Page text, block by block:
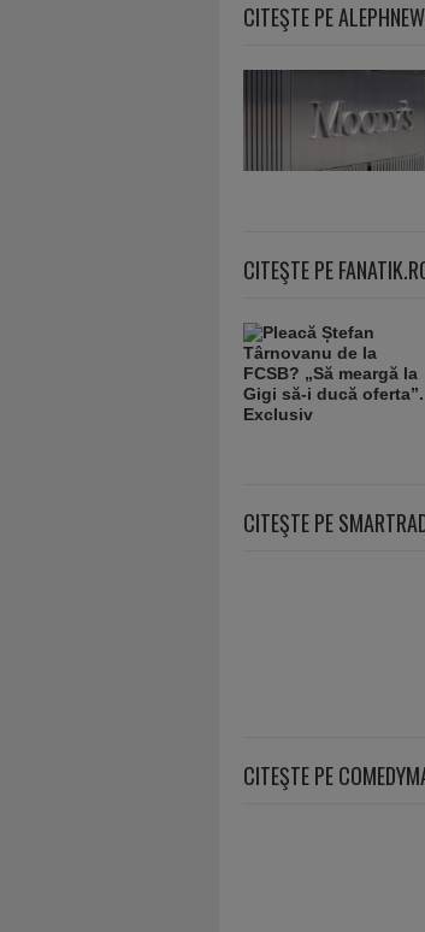
CITEŞTE PE
CITEŞTE PE
CITEŞTE PE
CITEŞTE PE